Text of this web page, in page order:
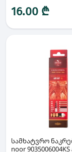
16.00 ₾
სამხატვრო
noor